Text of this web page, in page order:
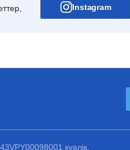
Instagram
куәлік.